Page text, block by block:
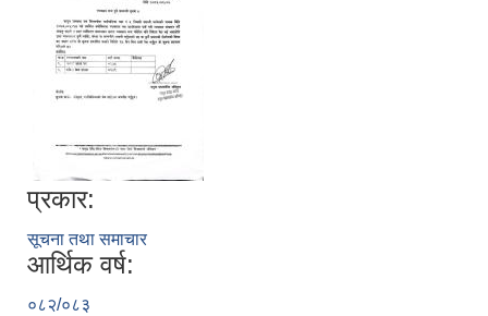
प्रकार:
सूचना तथा समाचार
आर्थिक वर्ष:
०८२/०८३